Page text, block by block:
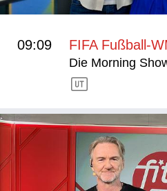
09:09 FIFA Fußball-
Die Morning